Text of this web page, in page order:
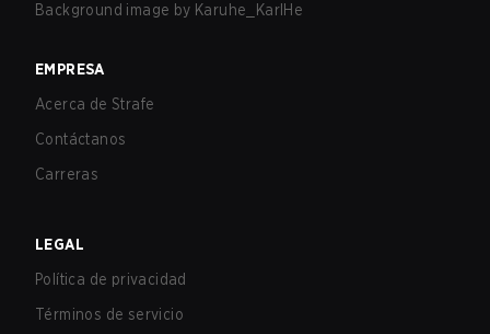
Background image by Karuhe_KarlHe
EMPRESA
Acerca de Strafe
Contáctanos
Carreras
LEGAL
Política de privacidad
Términos de servicio